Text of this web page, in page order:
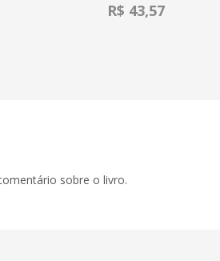
R$ 43,57
sobre o livro.